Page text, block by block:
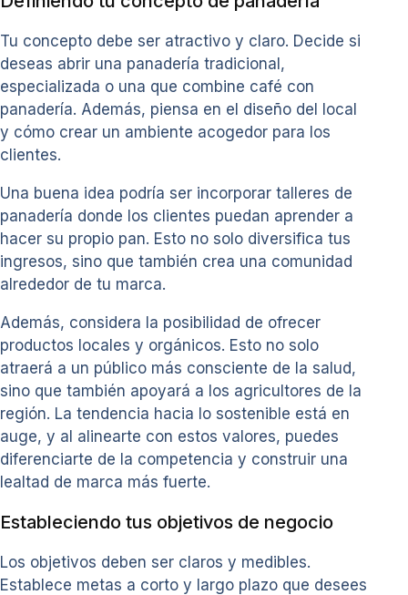
Tu concepto debe ser atractivo y claro. Decide si
deseas abrir una panadería tradicional,
especializada o una que combine café con
panadería. Además, piensa en el diseño del local
y cómo crear un ambiente acogedor para los
clientes.
Una buena idea podría ser incorporar talleres de
panadería donde los clientes puedan aprender a
hacer su propio pan. Esto no solo diversifica tus
ingresos, sino que también crea una comunidad
alrededor de tu marca.
Además, considera la posibilidad de ofrecer
productos locales y orgánicos. Esto no solo
atraerá a un público más consciente de la salud,
sino que también apoyará a los agricultores de la
región. La tendencia hacia lo sostenible está en
auge, y al alinearte con estos valores, puedes
diferenciarte de la competencia y construir una
lealtad de marca más fuerte.
Estableciendo tus objetivos de negocio
Los objetivos deben ser claros y medibles.
Establece metas a corto y largo plazo que desees